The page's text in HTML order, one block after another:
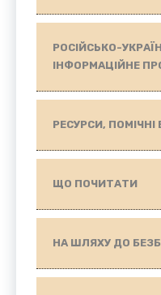
РОСІЙСЬКО-
ІНФОРМАЦІЙНЕ
РЕСУРСИ, ПОМІЧНІ
ЩО ПОЧИТАТИ
НА ШЛЯХУ ДО